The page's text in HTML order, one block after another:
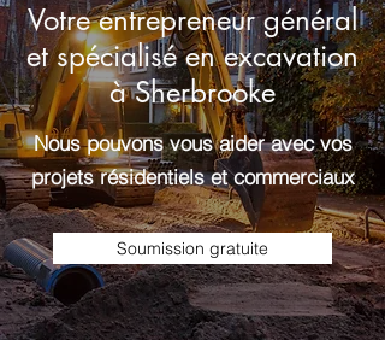
Votre entrepreneur général
et spécialisé en excavation
à Sherbrooke
Nous pouvons vous aider avec vos
projets résidentiels et commerciaux
Soumission gratuite